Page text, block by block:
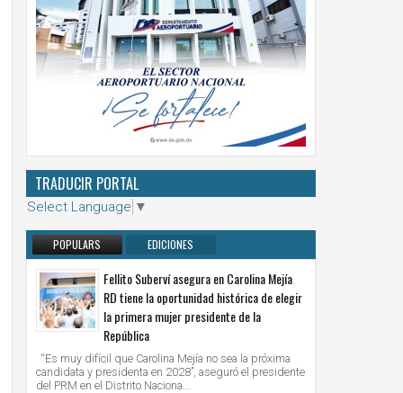
TRADUCIR PORTAL
Select Language ▼
POPULARS
EDICIONES
ANTERIORES
Fellito Suberví asegura en Carolina Mejía
RD tiene la oportunidad histórica de elegir
la primera mujer presidente de la
República
“Es muy difícil que Carolina Mejía no sea la próxima
candidata y presidenta en 2028”, aseguró el presidente
del PRM en el Distrito Naciona...